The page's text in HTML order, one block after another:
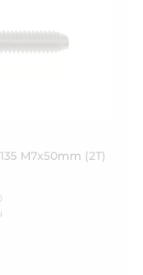
M7x50mm (2T)